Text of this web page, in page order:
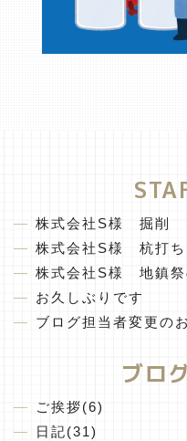
株式会社S様 掘削
株式会社S様 杭打ち
株式会社S様 地鎮祭
お久しぶりです
ブログ担当者変更の
ブロ
ご挨拶(6)
日記(31)